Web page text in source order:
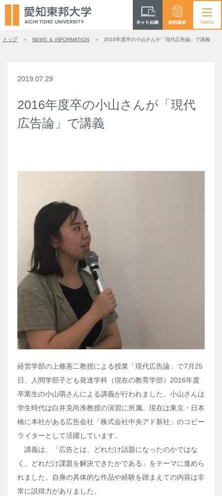
トップ NEWS ＆ INFORMATION 2016年度卒の小山さんが「現代広告論」で講義
2019.07.29
2016年度卒の小山さんが「現代
広告論」で講義
経営学部の上條憲二教授による授業「現代広告論」で7月25
日、人間学部子ども発達学科（現在の教育学部）2016年度
卒業生の小山萌さんによる講義が行われました。小山さんは
学生時代は白井克尚准教授の演習に所属。現在は東京・日本
橋に本社がある広告会社「株式会社中央アド新社」のコピー
ライターとして活躍しています。
講義は、「広告とは、どれだけ話題になったのかではな
く、どれだけ課題を解決できたかである」をテーマに進めら
れました。自身の具体的な作品や経験を踏まえての内容は非
常に説得力がありました。